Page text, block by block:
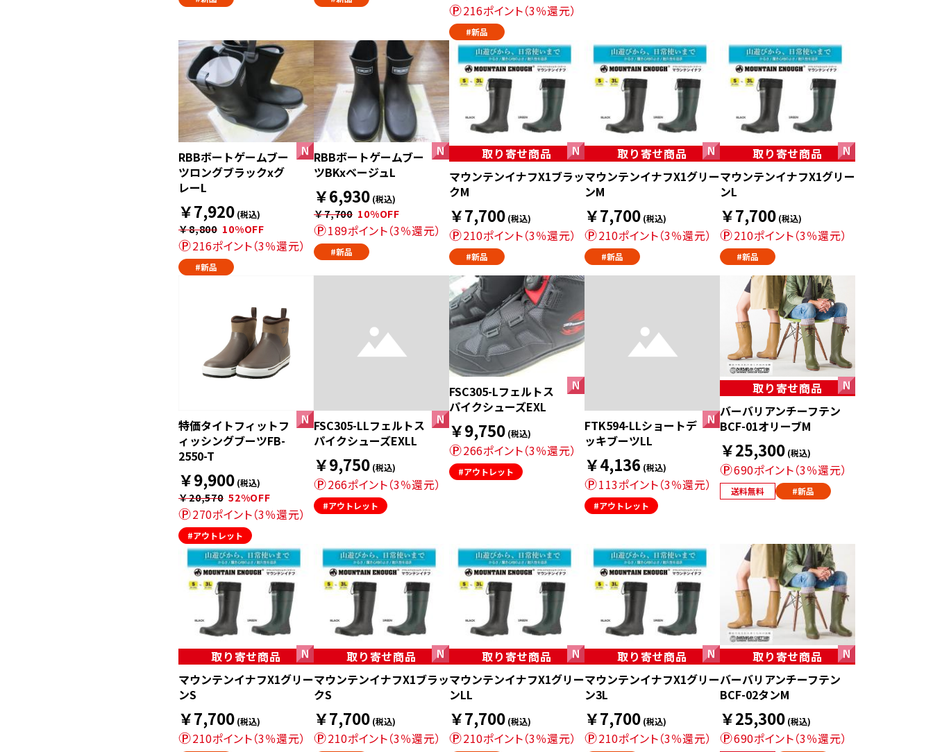
216ポイント（3％還元）
#新品
RBBボートゲームブー
ツロングブラックxグ
レーL
￥7,920 (税込)
￥8,800 10%OFF
216ポイント（3％還元）
#新品
RBBボートゲームブー
ツBKxベージュL
￥6,930 (税込)
￥7,700 10%OFF
189ポイント（3％還元）
#新品
取り寄せ商品
マウンテンイナフX1ブラッ
クM
￥7,700 (税込)
210ポイント（3％還元）
#新品
取り寄せ商品
マウンテンイナフX1グリー
ンM
￥7,700 (税込)
210ポイント（3％還元）
#新品
取り寄せ商品
マウンテンイナフX1グリー
ンL
￥7,700 (税込)
210ポイント（3％還元）
#新品
特価タイトフィットフ
ィッシングブーツFB-
2550-T
￥9,900 (税込)
￥20,570 52%OFF
270ポイント（3％還元）
#アウトレット
FSC305-LLフェルトス
パイクシューズEXLL
￥9,750 (税込)
266ポイント（3％還元）
#アウトレット
FSC305-Lフェルトス
パイクシューズEXL
￥9,750 (税込)
266ポイント（3％還元）
#アウトレット
FTK594-LLショートデ
ッキブーツLL
￥4,136 (税込)
113ポイント（3％還元）
#アウトレット
取り寄せ商品
バーバリアンチーフテン
BCF-01オリーブM
￥25,300 (税込)
690ポイント（3％還元）
送料無料 #新品
取り寄せ商品
マウンテンイナフX1グリー
ンS
￥7,700 (税込)
210ポイント（3％還元）
取り寄せ商品
マウンテンイナフX1ブラッ
クS
￥7,700 (税込)
210ポイント（3％還元）
取り寄せ商品
マウンテンイナフX1グリー
ンLL
￥7,700 (税込)
210ポイント（3％還元）
取り寄せ商品
マウンテンイナフX1グリー
ン3L
￥7,700 (税込)
210ポイント（3％還元）
取り寄せ商品
バーバリアンチーフテン
BCF-02タンM
￥25,300 (税込)
690ポイント（3％還元）